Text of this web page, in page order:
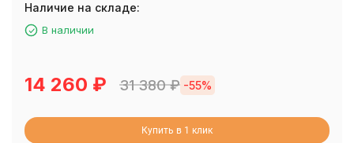
Наличие на складе:
В наличии
14 260 ₽ 31 380₽ -55%
Купить в 1 клик